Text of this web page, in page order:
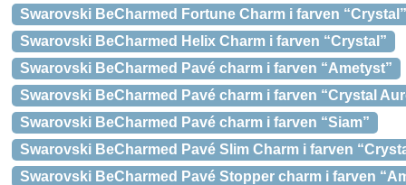
Swarovski BeCharmed Fortune Charm i farven “Crystal”
Swarovski BeCharmed Helix Charm i farven “Crystal”
Swarovski BeCharmed Pavé charm i farven “Ametyst”
Swarovski BeCharmed Pavé charm i farven “Crystal
Swarovski BeCharmed Pavé charm i farven “Siam”
Swarovski BeCharmed Pavé Slim Charm i farven
Swarovski BeCharmed Pavé Stopper charm i farven